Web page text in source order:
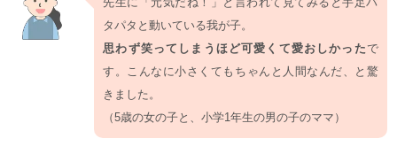
タパタと動いている我が子。
思わず笑ってしまうほど可愛くて愛おしかったで
す。こんなに小さくてもちゃんと人間なんだ、と驚
きました。
（5歳の女の子と、小学1年生の男の子のママ）